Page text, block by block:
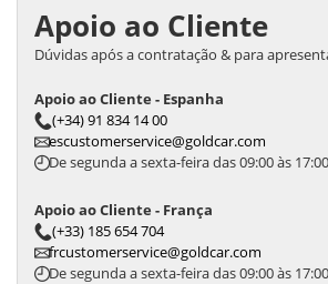
Apoio ao Cliente
Dúvidas após a contratação & para
Apoio ao Cliente - Espanha
(+34) 91 834 14 00
escustomerservice@goldcar.com
De segunda a sexta-feira das 09:00 às 17:00
Apoio ao Cliente - França
(+33) 185 654 704
frcustomerservice@goldcar.com
De segunda a sexta-feira das 09:00 às 17:00